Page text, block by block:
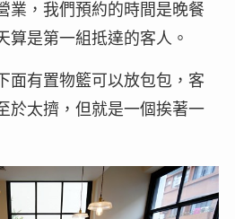
業，我們預約的時間是晚餐
算是第一組抵達的客人。
面有置物籃可以放包包，客
於太擠，但就是一個挨著一